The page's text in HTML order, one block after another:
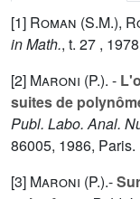
[1] Roman (S.M.),
in Math., t. 27 ,
[2] Maroni (P.). -
suites de
Publ. Labo. Anal.
86005, 1986, Paris.
[3] Maroni (P.).-